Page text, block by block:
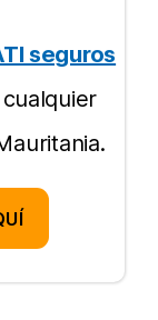
seguros